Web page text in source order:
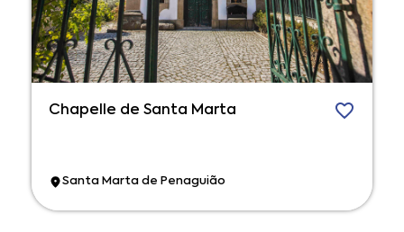
Chapelle de Santa Marta
Santa Marta de Penaguião